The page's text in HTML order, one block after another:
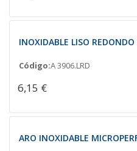
INOXIDABLE LISO
Código:A 3906.LRD
6,15 €
ARO INOXIDABLE